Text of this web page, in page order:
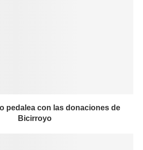
pedalea con las donaciones de
Bicirroyo